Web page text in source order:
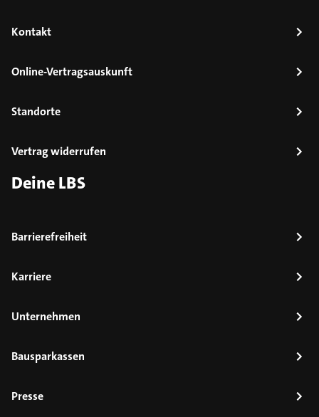
Kontakt
Online-Vertragsauskunft
Standorte
Vertrag widerrufen
Deine LBS
Barrierefreiheit
Karriere
Unternehmen
Bausparkassen
Presse